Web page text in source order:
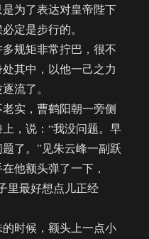
为了表达对皇帝陛下
定是步行的。
规矩非常拧巴，很不
其中，以他一己之力
流了。
实，曹鹤阳朝一旁侧
，说：“我没问题。早
了。”见朱云峰一副跃
他额头弹了一下，
里最好想点儿正经
时候，额头上一点小